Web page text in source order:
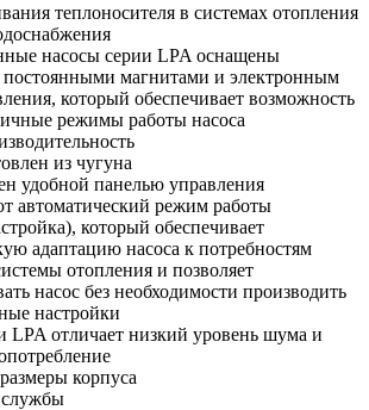
теплоносителя в системах отопления
насосы серии LPA оснащены
постоянными магнитами и электронным
который обеспечивает возможность
режимы работы насоса
из чугуна
удобной панелью управления
автоматический режим работы
который обеспечивает
адаптацию насоса к потребностям
отопления и позволяет
насос без необходимости производить
настройки
LPA отличает низкий уровень шума и
корпуса